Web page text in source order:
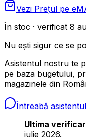
Vezi Prețul pe
În stoc · verificat 8
Nu ești sigur ce se
Asistentul nostru te
pe baza bugetului,
magazinele din
Întreabă asistentul
Ultima
iulie 2026.